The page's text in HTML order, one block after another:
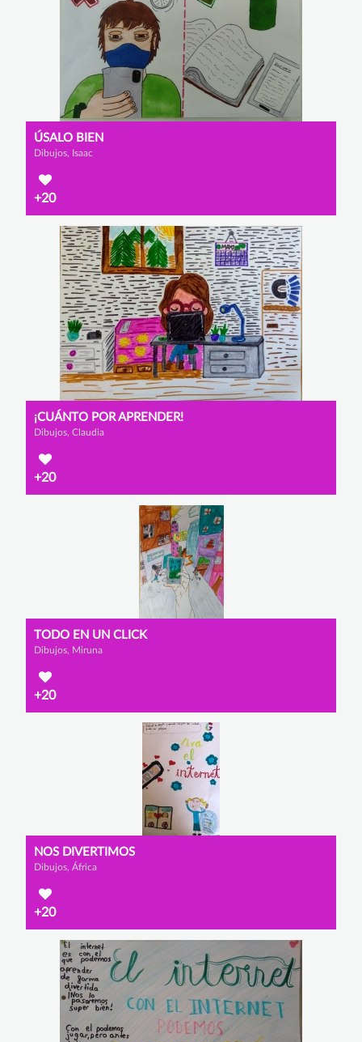
ÚSALO BIEN
Dibujos, Isaac
+20
¡CUÁNTO POR APRENDER!
Dibujos, Claudia
+20
TODO EN UN CLICK
Dibujos, Miruna
+20
NOS DIVERTIMOS
Dibujos, África
+20